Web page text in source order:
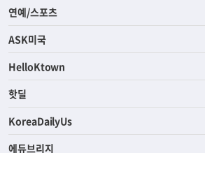
라이프
연예/스포츠
ASK미국
HelloKtown
핫딜
KoreaDailyUs